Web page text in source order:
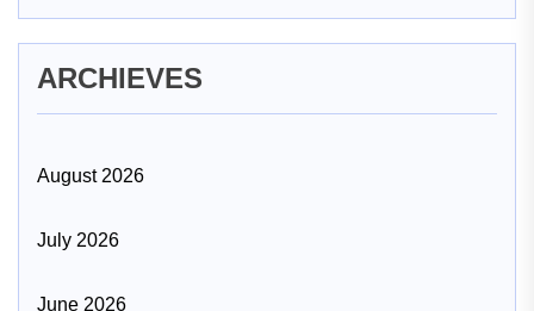
ARCHIEVES
August 2026
July 2026
June 2026